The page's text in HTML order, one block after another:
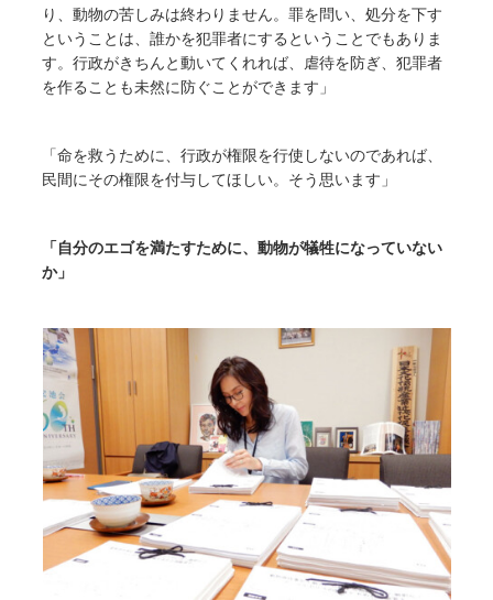
り、動物の苦しみは終わりません。罪を問い、処分を下す
ということは、誰かを犯罪者にするということでもありま
す。行政がきちんと動いてくれれば、虐待を防ぎ、犯罪者
を作ることも未然に防ぐことができます」
「命を救うために、行政が権限を行使しないのであれば、
民間にその権限を付与してほしい。そう思います」
「自分のエゴを満たすために、動物が犠牲になっていない
か」